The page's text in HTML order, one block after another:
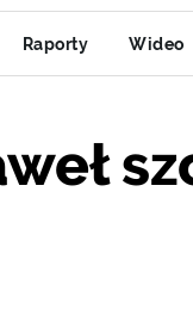
Raporty Wideo